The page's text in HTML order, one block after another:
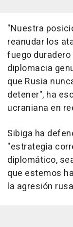
"Nuestra
reanudar los
fuego
diplomacia
que Rusia
detener", ha
ucraniana en
Sibiga ha
"estrategia
diplomático,
que estemos
la agresión